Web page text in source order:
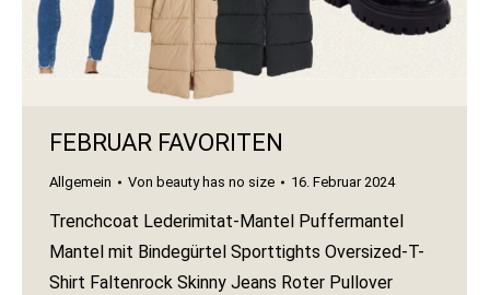
FEBRUAR FAVORITEN
Allgemein Von beauty has no size 16. Februar 2024
Trenchcoat Lederimitat-Mantel Puffermantel
Mantel mit Bindegürtel Sporttights Oversized-T-
Shirt Faltenrock Skinny Jeans Roter Pullover